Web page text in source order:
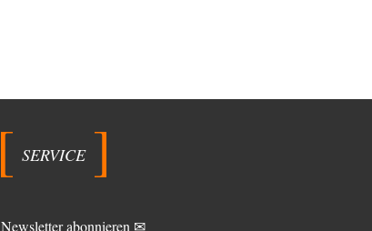
SERVICE
Newsletter abonnieren ✉